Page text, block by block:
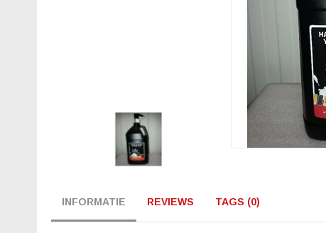
INFORMATIE REVIEWS TAGS (0)